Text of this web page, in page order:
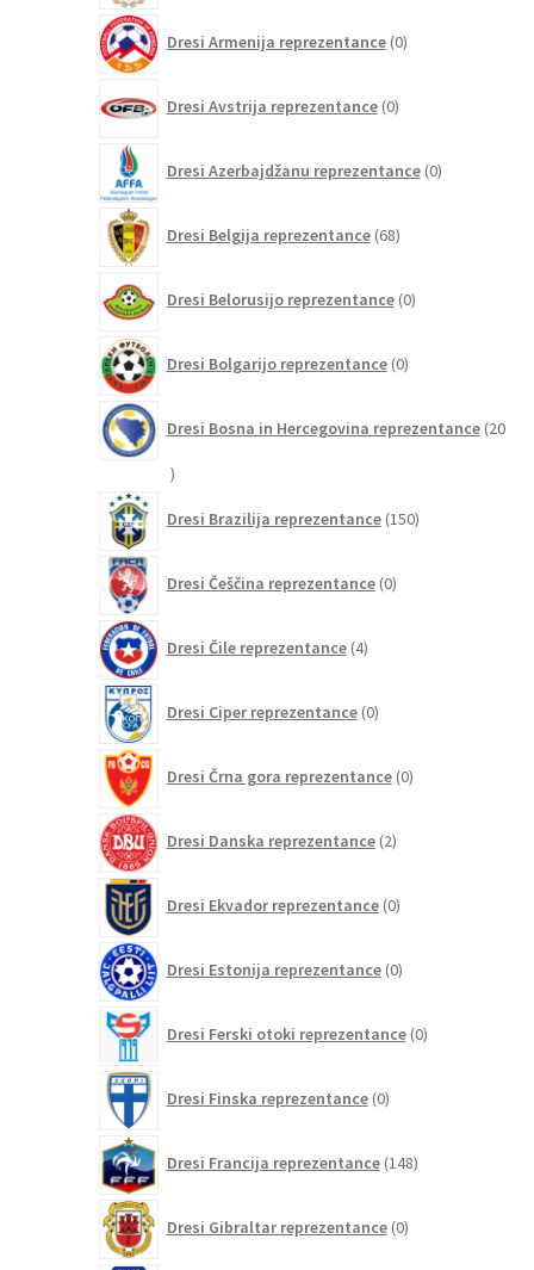
Dresi Armenija reprezentance 0izdelkov
Dresi Avstrija reprezentance 0izdelkov
Dresi Azerbajdžanu reprezentance 0izdelkov
Dresi Belgija reprezentance 68izdelkov
Dresi Belorusijo reprezentance 0izdelkov
Dresi Bolgarijo reprezentance 0izdelkov
Dresi Bosna in Hercegovina reprezentance 20
20
Dresi Brazilija reprezentance 150izdelkov
Dresi Češčina reprezentance 0izdelkov
Dresi Čile reprezentance 4izdelki
Dresi Ciper reprezentance 0izdelkov
Dresi Črna gora reprezentance 0izdelkov
Dresi Danska reprezentance 2izdelka
Dresi Ekvador reprezentance 0izdelkov
Dresi Estonija reprezentance 0izdelkov
Dresi Ferski otoki reprezentance 0izdelkov
Dresi Finska reprezentance 0izdelkov
Dresi Francija reprezentance 148izdelkov
Dresi Gibraltar reprezentance 0izdelkov